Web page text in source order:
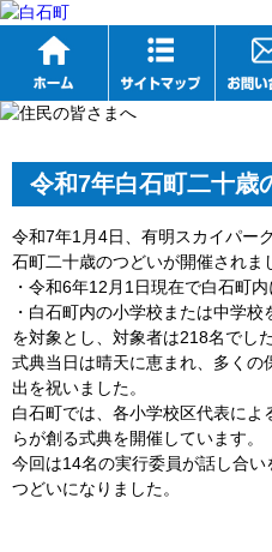
リンク集
令和7年白石町二十歳
令和7年1月4日、有明スカイパー
石町二十歳のつどいが開催されま
・令和6年12月1日現在で白石町
・白石町内の小学校または中学校
を対象とし、対象者は218名でした
式典当日は晴天に恵まれ、多くの
出を祝いました。
白石町では、各小学校区代表によ
らが創る式典を開催しています。
今回は14名の実行委員が話し合
つどいになりました。